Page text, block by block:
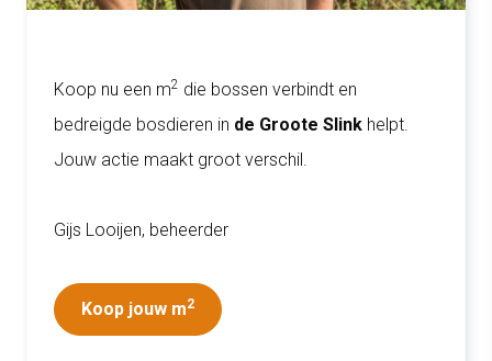
Koop nu een m2 die bossen verbindt en
bedreigde bosdieren in de Groote Slink helpt.
Jouw actie maakt groot verschil.
Gijs Looijen, beheerder
Koop jouw m2